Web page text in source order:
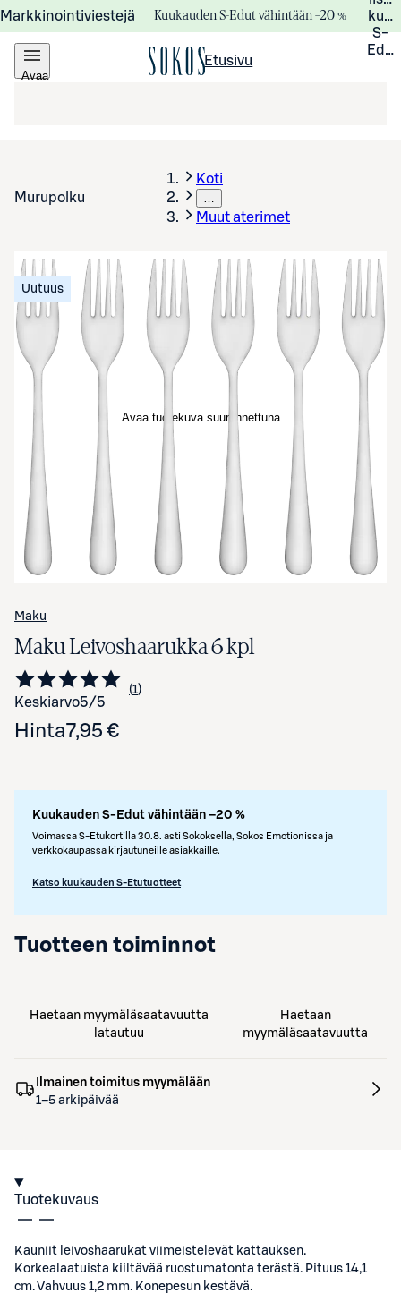
Markkinointiviestejä Kuukauden S-Edut vähintään –20 %
S-
Avaa
Etusivu
Murupolku
Koti
…
Muut aterimet
Avaa tuotekuva suurennettuna
Uutuus
Maku
Maku Leivoshaarukka 6 kpl
Keskiarvo5/5 Siirry arvioihin
1
kappale
Hinta7,95 €
Kuukauden S-Edut vähintään –20 %
Voimassa S-Etukortilla 30.8. asti Sokoksella, Sokos Emotionissa ja
verkkokaupassa kirjautuneille asiakkaille.
Katso kuukauden S-Etutuotteet
Tuotteen toiminnot
Haetaan myymäläsaatavuutta
latautuu
Haetaan
myymäläsaatavuutta
Ilmainen toimitus myymälään
1–5 arkipäivää
Tuotekuvaus
Kauniit leivoshaarukat viimeistelevät kattauksen.
Korkealaatuista kiiltävää ruostumatonta terästä. Pituus 14,1
cm. Vahvuus 1,2 mm. Konepesun kestävä.